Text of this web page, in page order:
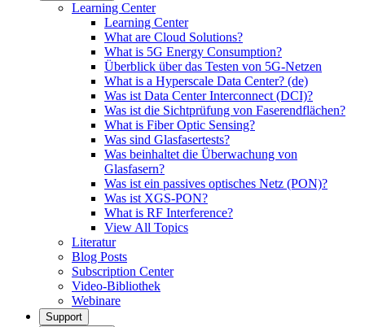
Learning Center
Learning Center
What are Cloud Solutions?
What is 5G Energy Consumption?
Überblick über das Testen von 5G-Netzen
What is a Hyperscale Data Center? (de)
Was ist Data Center Interconnect (DCI)?
Was ist die Sichtprüfung von Faserendflächen?
What is Fiber Optic Sensing?
Was sind Glasfasertests?
Was beinhaltet die Überwachung von
Glasfasern?
Was ist ein passives optisches Netz (PON)?
Was ist XGS-PON?
What is RF Interference?
View All Topics
Literatur
Blog Posts
Subscription Center
Video-Bibliothek
Webinare
Support